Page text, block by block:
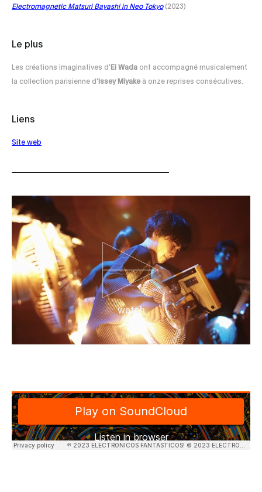
Electromagnetic Matsuri Bayashi in Neo Tokyo (2023)
Le plus
Les créations imaginatives d'Ei Wada ont accompagné musicalement
la collection parisienne d'Issey Miyakeà onze reprises consécutives.
Liens
Site web
watch